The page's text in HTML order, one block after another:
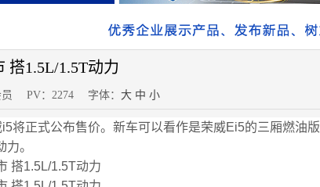
搭1.5L/1.5T动力
员 PV：2274 字体： 大 中 小
将正式公布售价。新车可以看作是荣威Ei5的三厢燃油版
。